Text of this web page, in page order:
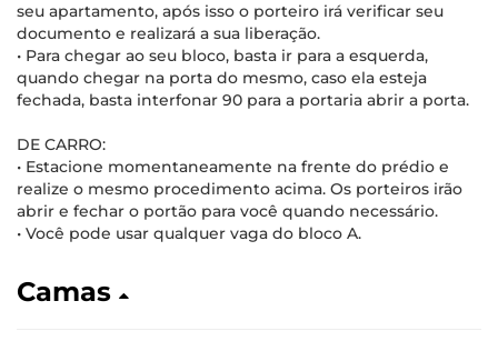
seu apartamento, após isso o porteiro irá verificar seu
documento e realizará a sua liberação.
• Para chegar ao seu bloco, basta ir para a esquerda,
quando chegar na porta do mesmo, caso ela esteja
fechada, basta interfonar 90 para a portaria abrir a porta.
DE CARRO:
• Estacione momentaneamente na frente do prédio e
realize o mesmo procedimento acima. Os porteiros irão
abrir e fechar o portão para você quando necessário.
• Você pode usar qualquer vaga do bloco A.
Camas